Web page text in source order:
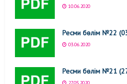
10.06.2020
Ресми бөлім №22
03.06.2020
Ресми бөлім №21